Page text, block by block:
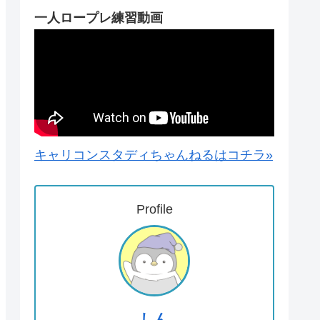
一人ロープレ練習動画
キャリコンスタディちゃんねるはコチラ»
Profile